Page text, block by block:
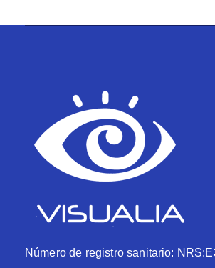
Número de registro sanitario: